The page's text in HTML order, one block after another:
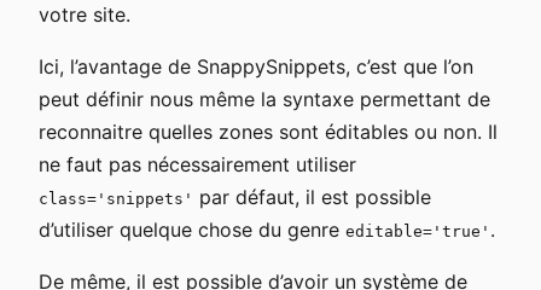
votre site.
Ici, l’avantage de SnappySnippets, c’est que l’on
peut définir nous même la syntaxe permettant de
reconnaitre quelles zones sont éditables ou non. Il
ne faut pas nécessairement utiliser
class='snippets' par défaut, il est possible
d’utiliser quelque chose du genre editable='true' .
De même, il est possible d’avoir un système de